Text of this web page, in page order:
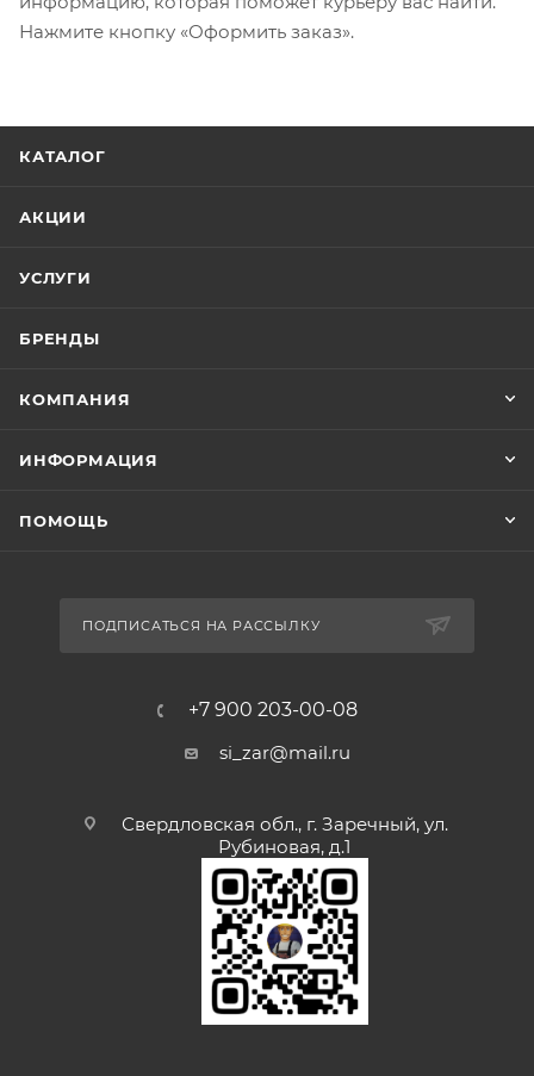
Нажмите кнопку «Оформить заказ».
КАТАЛОГ
АКЦИИ
УСЛУГИ
БРЕНДЫ
КОМПАНИЯ
ИНФОРМАЦИЯ
ПОМОЩЬ
ПОДПИСАТЬСЯ НА РАССЫЛКУ
+7 900 203-00-08
si_zar@mail.ru
Свердловская обл., г. Заречный, ул.
Рубиновая, д.1